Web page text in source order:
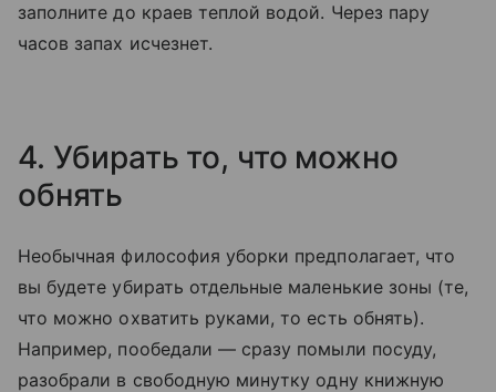
заполните до краев теплой водой. Через пару
часов запах исчезнет.
4. Убирать то, что можно
обнять
Необычная философия уборки предполагает, что
вы будете убирать отдельные маленькие зоны (те,
что можно охватить руками, то есть обнять).
Например, пообедали — сразу помыли посуду,
разобрали в свободную минутку одну книжную